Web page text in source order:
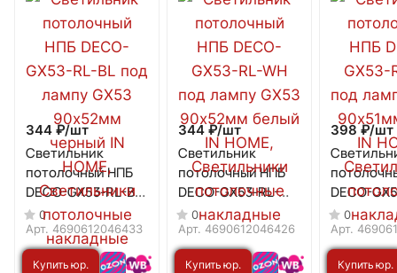
344 ₽/шт
Светильник
потолочный НПБ
DECO-GX53-RL-BL
под лампу GX53
90х52мм черный IN
HOME
0
Арт. 4690612046433
Купить юр.
344 ₽/шт
Светильник
потолочный НПБ
DECO-GX53-RL-WH
под лампу GX53
90х52мм белый IN
HOME
0
Арт. 4690612046426
Купить юр.
398 ₽/шт
DECO-
под
90х51мм
HOME
0
Арт.
Купить юр.